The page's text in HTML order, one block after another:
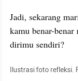
Jadi, sekarang
kamu benar-
dirimu sendiri?
Ilustrasi foto refleksi.